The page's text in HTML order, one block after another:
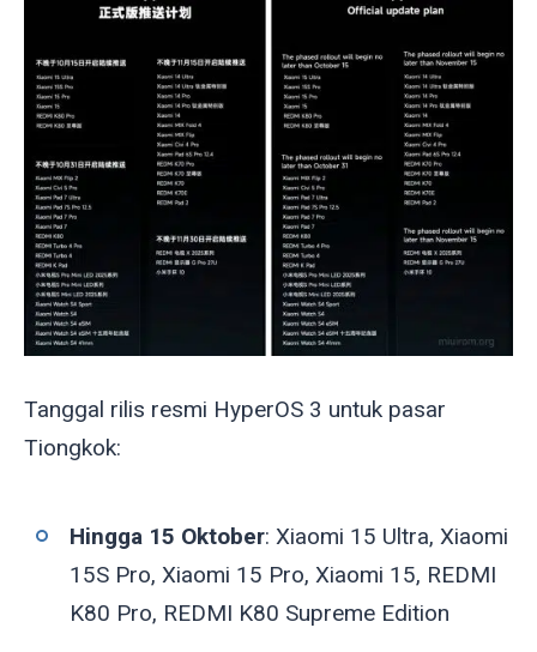
Tanggal rilis resmi HyperOS 3 untuk pasar
Tiongkok:
Hingga 15 Oktober: Xiaomi 15 Ultra, Xiaomi
15S Pro, Xiaomi 15 Pro, Xiaomi 15, REDMI
K80 Pro, REDMI K80 Supreme Edition